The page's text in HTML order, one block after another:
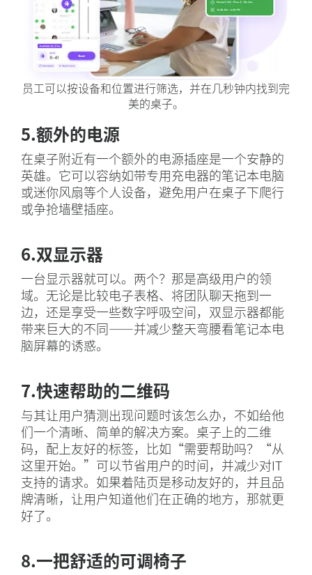
员工可以按设备和位置进行筛选，并在几秒钟内找到完
美的桌子。
5.额外的电源
在桌子附近有一个额外的电源插座是一个安静的
英雄。它可以容纳如带专用充电器的笔记本电脑
或迷你风扇等个人设备，避免用户在桌子下爬行
或争抢墙壁插座。
6.双显示器
一台显示器就可以。两个？那是高级用户的领
域。无论是比较电子表格、将团队聊天拖到一
边，还是享受一些数字呼吸空间，双显示器都能
带来巨大的不同——并减少整天弯腰看笔记本电
脑屏幕的诱惑。
7.快速帮助的二维码
与其让用户猜测出现问题时该怎么办，不如给他
们一个清晰、简单的解决方案。桌子上的二维
码，配上友好的标签，比如“需要帮助吗？“从
这里开始。”可以节省用户的时间，并减少对IT
支持的请求。如果着陆页是移动友好的，并且品
牌清晰，让用户知道他们在正确的地方，那就更
好了。
8.一把舒适的可调椅子